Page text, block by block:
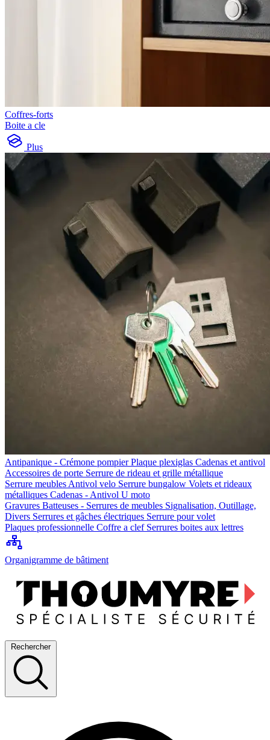
Coffres-forts
Boite a cle
Plus
Antipanique - Crémone pompierPlaque plexiglas Cadenas et antivol
Accessoires de porte Serrure de rideau et grille métallique
Serrure meubles Antivol velo Serrure bungalow Volets et rideaux
métalliques Cadenas - Antivol U moto
Gravures Batteuses - Serrures de meubles Signalisation, Outillage,
Divers Serrures et gâches électriques Serrure pour volet
Plaques professionnelle Coffre a clef Serrures boites aux lettres
Organigramme de bâtiment
Rechercher